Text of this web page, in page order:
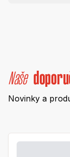
Naše
Novinky a